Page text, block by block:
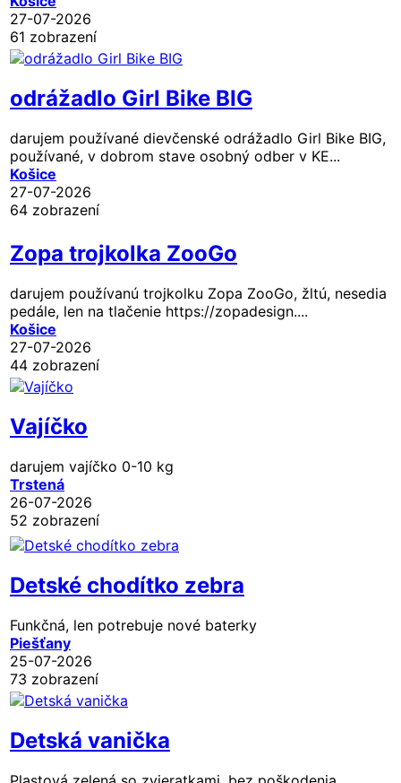
27-07-2026
61 zobrazení
odrážadlo Girl Bike BIG
darujem používané dievčenské odrážadlo Girl Bike BIG,
používané, v dobrom stave osobný odber v KE...
Košice
27-07-2026
64 zobrazení
Zopa trojkolka ZooGo
darujem používanú trojkolku Zopa ZooGo, žltú, nesedia
pedále, len na tlačenie https://zopadesign....
Košice
27-07-2026
44 zobrazení
Vajíčko
darujem vajíčko 0-10 kg
Trstená
26-07-2026
52 zobrazení
Detské chodítko zebra
Funkčná, len potrebuje nové baterky
Piešťany
25-07-2026
73 zobrazení
Detská vanička